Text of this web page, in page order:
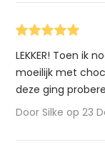
LEKKER! Toen ik
moeilijk met
deze ging
Door Silke op 23